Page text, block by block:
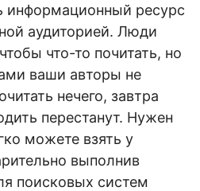
информационный ресурс
аудиторией. Люди
что-то почитать, но
ваши авторы не
нечего, завтра
перестанут. Нужен
можете взять у
выполнив
поисковых систем